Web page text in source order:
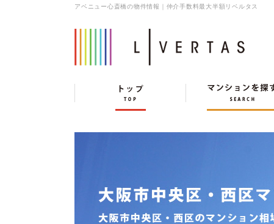
アベニュー心斎橋の物件情報｜仲介手数料最大半額リベルタス